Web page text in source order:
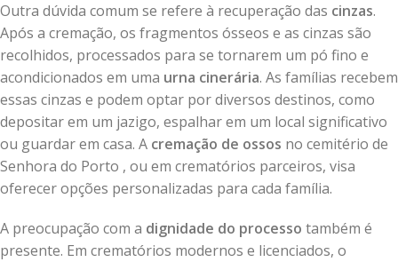
Outra dúvida comum se refere à recuperação das cinzas.
Após a cremação, os fragmentos ósseos e as cinzas são
recolhidos, processados para se tornarem um pó fino e
acondicionados em uma urna cinerária. As famílias recebem
essas cinzas e podem optar por diversos destinos, como
depositar em um jazigo, espalhar em um local significativo
ou guardar em casa. A cremação de ossos no cemitério de
Senhora do Porto , ou em crematórios parceiros, visa
oferecer opções personalizadas para cada família.
A preocupação com a dignidade do processo também é
presente. Em crematórios modernos e licenciados, o